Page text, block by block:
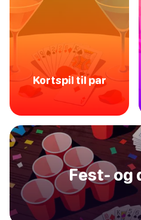
Kortspil til par
Fest- og